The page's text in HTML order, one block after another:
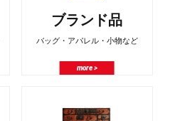
ブランド品
バッグ・アパレル・小物など
more >